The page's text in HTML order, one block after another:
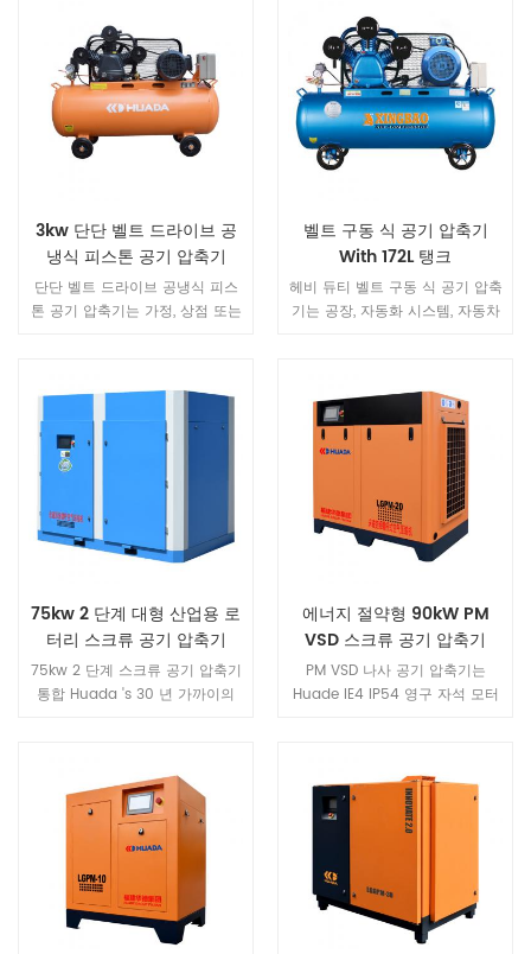
피하고 에너지 절약을 달성합니
다.
긴 수명 1. 높음 신뢰성 원래 에어
엔드 뛰어난 새로운 세대의 스크
류 로터. 성능, 안정적인 작동, 내
부 압축률 자동 조정 배기 압력 범
위 0.2 ~ 0.5 Mpa , 전력의 최적
비율 (에너지 효율) 유지. 받는 사
람 오랜 시간 동안 가장 낮은 운영
든 디자인은 국제 표준, 혁신적인
로터 디자인과 일치하므로 모터
전력 손실이 40 % 감소하고 광범
위한 전압 적응으로 압축기가 더
불순물을 완전히 걸러 내고 내부
온도 조절 밸브를 가지고 지역 온
도에 적응하여 윤활유 및 오일 압
력의 품질을 보장하고 교체하기
쉽고 오일 걱정없이 4. 지능 터치
스크린 운영 체제컴퓨터 플랫폼
컨트롤러를 사용하여 공기 압축기
의 열두 문 품질의 작동 매개 변수
전 설정 값이되면 컨트롤러가 자
동으로 경고 또는 중지를 보내고
실패 원인을 표시하고 기록 오류
기록을 작성합니다. , 원격 네트워
압축 및 팽창 에너지 손실의 과정
을 피하고 저압 스크류 압축기는
에너지를 더 많이 절약합니다 30
다. 에너지를 절약 할 수 있습니
다. 년. 모델 LGL-175-3 방전 압력
(Mpa) 0.3 공기 배달 (m³ /
min) 45 전력 (kW) 132 배기 인
3kw 단단 벨트 드라이브 공
냉식 피스톤 공기 압축기
단단 벨트 드라이브 공냉식 피스
톤 공기 압축기는 가정, 상점 또는
무기, 샌더 등에 동력을 공급할 수
있습니다.
벨트 구동 식 공기 압축기
With 172L 탱크
헤비 듀티 벨트 구동 식 공기 압축
기는 공장, 자동화 시스템, 자동차
75kw 2 단계 대형 산업용 로
터리 스크류 공기 압축기
75kw 2 단계 스크류 공기 압축기
통합 Huada 's 30 년 가까이의
합니다.최고 성능과 최고 품질의
공기 압축기입니다.
에너지 절약형 90kW PM
VSD 스크류 공기 압축기
PM VSD 나사 공기 압축기는
Huade IE4 IP54 영구 자석 모터
스크류 공기 압축기보다 40% 더
절약됩니다.